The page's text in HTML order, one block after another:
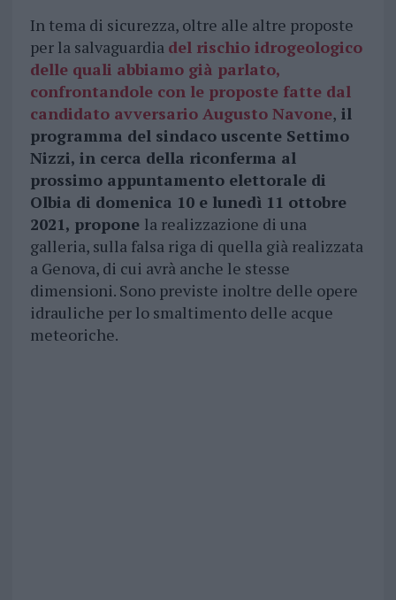
In tema di sicurezza, oltre alle altre proposte
per la salvaguardia del rischio idrogeologico
delle quali abbiamo già parlato,
confrontandole con le proposte fatte dal
candidato avversario Augusto Navone, il
programma del sindaco uscente Settimo
Nizzi, in cerca della riconferma al
prossimo appuntamento elettorale di
Olbia di domenica 10 e lunedì 11 ottobre
2021, propone la realizzazione di una
galleria, sulla falsa riga di quella già realizzata
a Genova, di cui avrà anche le stesse
dimensioni. Sono previste inoltre delle opere
idrauliche per lo smaltimento delle acque
meteoriche.